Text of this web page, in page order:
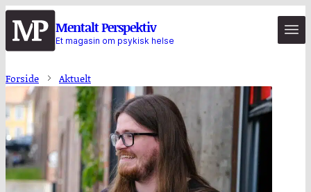
Hopp
til
hovedinnhold
Mentalt Perspektiv
Et magasin om psykisk helse
Forside Aktuelt